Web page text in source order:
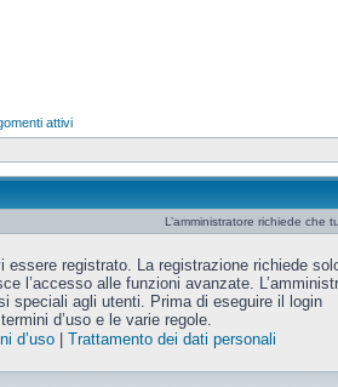
attivi
L’amministratore richiede che
essere registrato. La registrazione richiede
l’accesso alle funzioni avanzate.
speciali agli utenti. Prima di eseguire il login
d’uso e le varie regole.
d’uso| Trattamento dei dati personali